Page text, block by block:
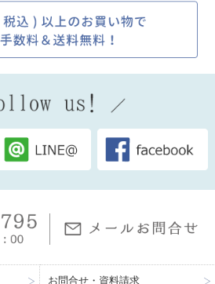
お問合せ・資料請求